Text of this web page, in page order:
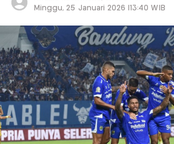
Minggu, 25 Januari 2026 |13:40 WIB